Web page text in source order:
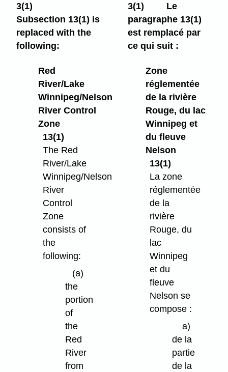
3(1)
Subsection 13(1) is
replaced with the
following:
3(1)
Le
paragraphe 13(1)
est remplacé par
ce qui suit :
Red
River/Lake
Winnipeg/Nelson
River Control
Zone
13(1)
The Red
River/Lake
Winnipeg/Nelson
River
Control
Zone
consists of
the
following:
(a)
the
portion
of
the
Red
River
from
Zone
réglementée
de la rivière
Rouge, du lac
Winnipeg et
du fleuve
Nelson
13(1)
La zone
réglementée
de la
rivière
Rouge, du
lac
Winnipeg
et du
fleuve
Nelson se
compose :
a)
de la
partie
de la